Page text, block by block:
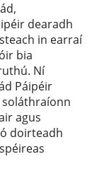
dearadh
in earraí
bia
Ní
Páipéir
agus
doirteadh